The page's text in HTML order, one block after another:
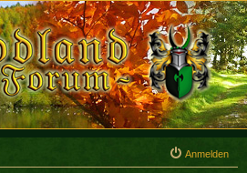
Anmelden